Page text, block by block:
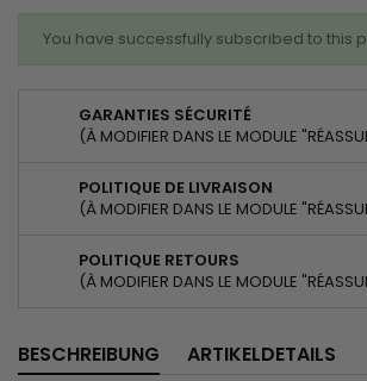
You have successfully subscribed to this
GARANTIES SÉCURITÉ
(À MODIFIER DANS LE MODULE
POLITIQUE DE LIVRAISON
(À MODIFIER DANS LE MODULE
POLITIQUE RETOURS
(À MODIFIER DANS LE MODULE
BESCHREIBUNG
ARTIKELDETAILS